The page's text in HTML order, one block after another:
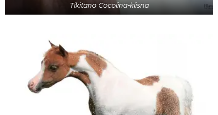
Tikitano Cocolina-klisna